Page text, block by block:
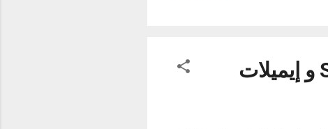
كيف تجعل جهازك الأندرويد يقوم بإرسال رسائل SMS و إيميلات